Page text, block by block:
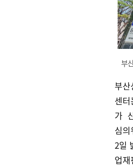
부
부
센
가
심
2일
업